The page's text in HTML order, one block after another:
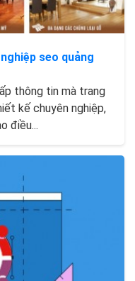
seo quảng
thông tin mà trang
kế chuyên nghiệp,
điều...